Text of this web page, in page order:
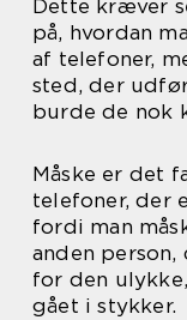
Dette kræver
på, hvordan
af telefoner,
sted, der
burde de nok
Måske er det
telefoner, der
fordi man
anden
for den
gået i stykker.